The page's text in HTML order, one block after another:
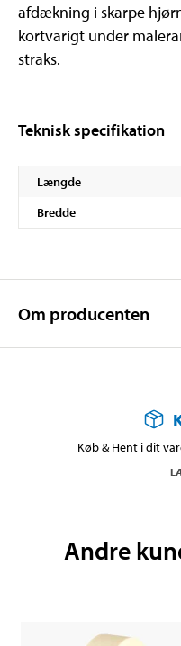
afdækning i skarpe
kortvarigt under
straks.
Teknisk specifikation
Længde
Bredde
Om producenten
Køb & Hent i dit
Andre